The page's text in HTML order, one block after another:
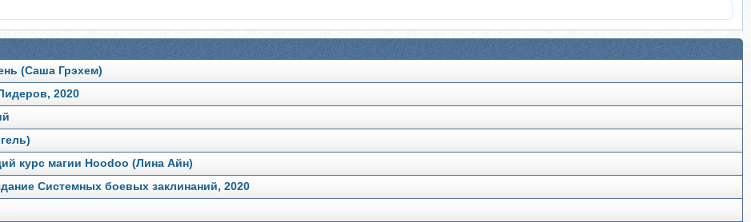
(Саша Грэхем)
2020
курс магии Hoodoo (Лина Айн)
Системных боевых заклинаний, 2020